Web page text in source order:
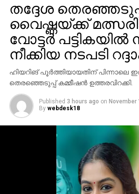
തദ്ദേശ
വൈഷ്ണയ്ക്ക്
വോട്ടര്‍ പട്ടികയില്‍
നീക്കിയ നടപടി
ഹിയറിങ് പൂര്‍ത്തിയായതിന് പിന്നാലെ
തെരഞ്ഞെടുപ്പ് കമ്മീഷന്‍ ഉത്തരവിറക്കി.
Published 3 hours ago on November
By webdesk18